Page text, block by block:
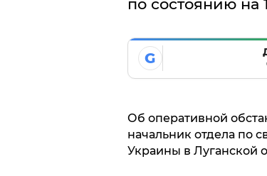
по состоянию на
G
Об оперативной
начальник отдела по
Украины в Луганской